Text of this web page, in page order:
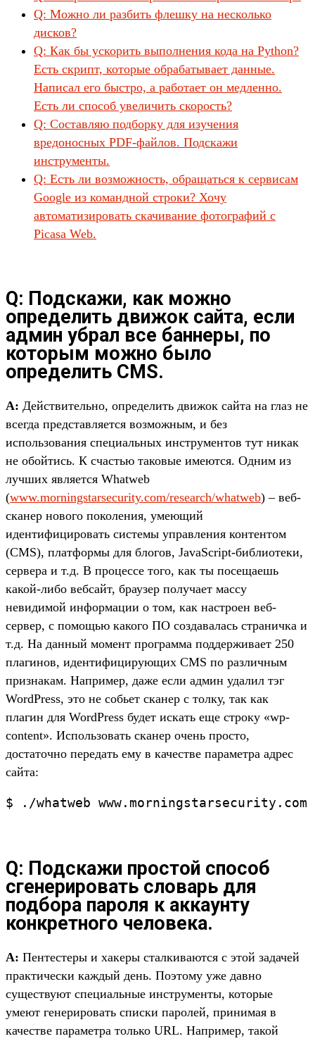
Q: Можно ли разбить флешку на несколько
дисков?
Q: Как бы ускорить выполнения кода на Python?
Есть скрипт, которые обрабатывает данные.
Написал его быстро, а работает он медленно.
Есть ли способ увеличить скорость?
Q: Составляю подборку для изучения
вредоносных PDF-файлов. Подскажи
инструменты.
Q: Есть ли возможность, обращаться к сервисам
Google из командной строки? Хочу
автоматизировать скачивание фотографий c
Picasa Web.
Q: Подскажи, как можно
определить движок сайта, если
админ убрал все баннеры, по
которым можно было
определить CMS.
A: Действительно, определить движок сайта на глаз не
всегда представляется возможным, и без
использования специальных инструментов тут никак
не обойтись. К счастью таковые имеются. Одним из
лучших является Whatweb
(www.morningstarsecurity.com/research/whatweb) – веб-
сканер нового поколения, умеющий
идентифицировать системы управления контентом
(CMS), платформы для блогов, JavaScript-библиотеки,
сервера и т.д. В процессе того, как ты посещаешь
какой-либо вебсайт, браузер получает массу
невидимой информации о том, как настроен веб-
сервер, с помощью какого ПО создавалась страничка и
т.д. На данный момент программа поддерживает 250
плагинов, идентифицирующих CMS по различным
признакам. Например, даже если админ удалил тэг
WordPress, это не собьет сканер с толку, так как
плагин для WordPress будет искать еще строку «wp-
content». Использовать сканер очень просто,
достаточно передать ему в качестве параметра адрес
сайта:
$ ./whatweb www.morningstarsecurity.com
Q: Подскажи простой способ
сгенерировать словарь для
подбора пароля к аккаунту
конкретного человека.
A: Пентестеры и хакеры сталкиваются с этой задачей
практически каждый день. Поэтому уже давно
существуют специальные инструменты, которые
умеют генерировать списки паролей, принимая в
качестве параметра только URL. Например, такой